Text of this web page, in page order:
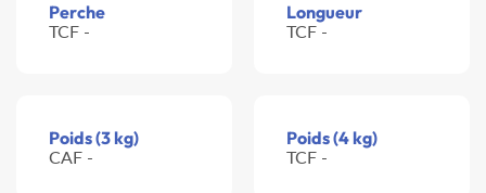
Perche
TCF -
Longueur
TCF -
Poids (3 kg)
CAF -
Poids (4 kg)
TCF -